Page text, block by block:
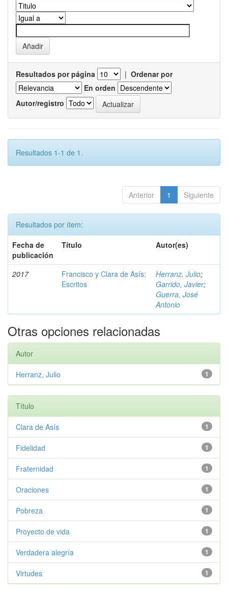
Resultados por página | Ordenar por
En orden
Autor/registro
Resultados 1-1 de 1.
Anterior 1 Siguiente
Resultados por ítem:
Fecha de
publicación
Título Autor(es)
2017
Francisco y Clara de Asís:
Escritos
Herranz, Julio;
Garrido, Javier;
Guerra, José
Antonio
Otras opciones relacionadas
Autor
1
Herranz, Julio
Título
1
Clara de Asís
1
Fidelidad
1
Fraternidad
1
Oraciones
1
Pobreza
1
Proyecto de vida
1
Verdadera alegría
1
Virtudes